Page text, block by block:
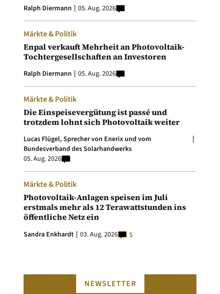
Ralph Diermann 05. Aug. 2026
Märkte & Politik
Enpal verkauft Mehrheit an Photovoltaik-
Tochtergesellschaften an Investoren
Ralph Diermann 05. Aug. 2026
Märkte & Politik
Die Einspeisevergütung ist passé und
trotzdem lohnt sich Photovoltaik weiter
Lucas Flügel, Sprecher von Enerix und vom
Bundesverband des Solarhandwerks
05. Aug. 2026
Märkte & Politik
Photovoltaik-Anlagen speisen im Juli
erstmals mehr als 12 Terawattstunden ins
öffentliche Netz ein
Sandra Enkhardt 03. Aug. 2026 5
NEWSLETTER